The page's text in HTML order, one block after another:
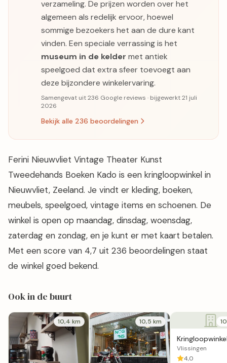
verzameling. De prijzen worden over het
algemeen als redelijk ervoor, hoewel
sommige bezoekers het aan de dure kant
vinden. Een speciale verrassing is het
museum in de kelder met antiek
speelgoed dat extra sfeer toevoegt aan
deze bijzondere winkelervaring.
Samengevat uit 236 Google reviews · bijgewerkt 21 juli
2026
Bekijk alle 236 beoordelingen
Ferini Nieuwvliet Vintage Theater Kunst
Tweedehands Boeken Kado is een kringloopwinkel in
Nieuwvliet, Zeeland. Je vindt er kleding, boeken,
meubels, speelgoed, vintage items en schoenen. De
winkel is open op maandag, dinsdag, woensdag,
zaterdag en zondag, en je kunt er met kaart betalen.
Met een score van 4,7 uit 236 beoordelingen staat
de winkel goed bekend.
Ook in de buurt
10,4 km 10,5 km
Richard
brocante
Vlissingen
4,0